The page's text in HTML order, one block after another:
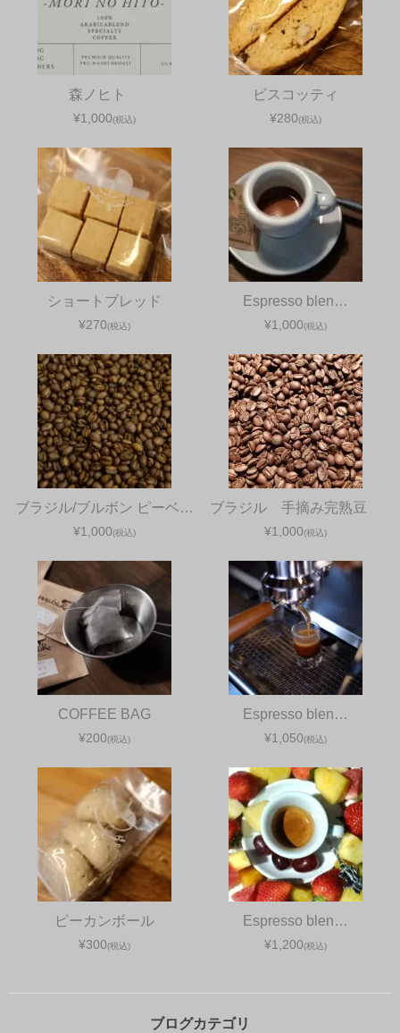
森ノヒト
¥1,000(税込)
ビスコッティ
¥280(税込)
ショートブレッド
¥270(税込)
Espresso blen…
¥1,000(税込)
ブラジル/ブルボン ピーベ…
¥1,000(税込)
ブラジル 手摘み完熟豆
¥1,000(税込)
COFFEE BAG
¥200(税込)
Espresso blen…
¥1,050(税込)
ピーカンボール
¥300(税込)
Espresso blen…
¥1,200(税込)
ブログカテゴリ